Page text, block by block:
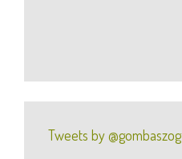
Tweets by @gombaszog